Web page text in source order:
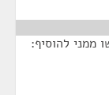
ממני להוסיף: